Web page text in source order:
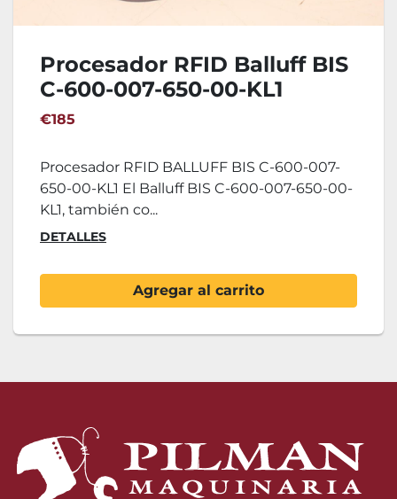
Procesador RFID Balluff BIS
C-600-007-650-00-KL1
€185
Procesador RFID BALLUFF BIS C-600-007-
650-00-KL1 El Balluff BIS C-600-007-650-00-
KL1, también co...
DETALLES
Agregar al carrito